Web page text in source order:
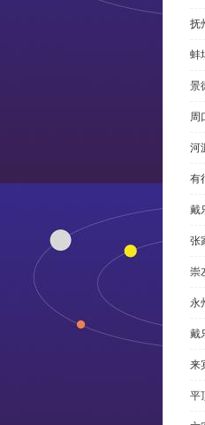
抚
蚌
景
周
河
有
戴
张
崇
永
戴
来
平